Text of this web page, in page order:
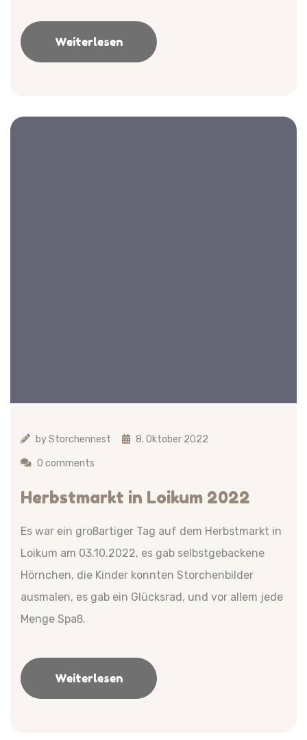
Weiterlesen
byStorchennest 8. Oktober 2022
0 comments
Herbstmarkt in Loikum 2022
Es war ein großartiger Tag auf dem Herbstmarkt in
Loikum am 03.10.2022, es gab selbstgebackene
Hörnchen, die Kinder konnten Storchenbilder
ausmalen, es gab ein Glücksrad, und vor allem jede
Menge Spaß.
Weiterlesen